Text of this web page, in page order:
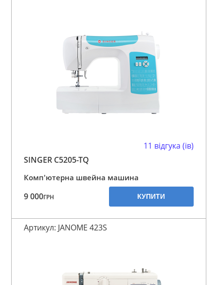
11 відгука (ів)
SINGER C5205-TQ
Комп'ютерна швейна машина
9 000ГРН КУПИТИ
Артикул: JANOME 423S